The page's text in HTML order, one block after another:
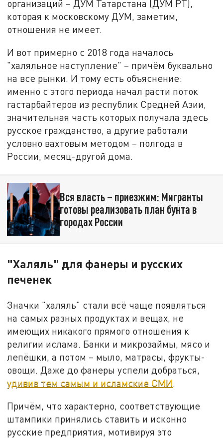
организаций – ДУМ Татарстана (ДУМ РТ),
которая к московскому ДУМ, заметим,
отношения не имеет.
И вот примерно с 2018 года началось
"халяльное наступление" – причём буквально
на все рынки. И тому есть объяснение:
именно с этого периода начал расти поток
гастарбайтеров из республик Средней Азии,
значительная часть которых получала здесь
русское гражданство, а другие работали
условно вахтовым методом – полгода в
России, месяц-другой дома.
Вся власть – приезжим: Мигранты
готовы реализовать план бунта в
городах России
"Халяль" для фанеры и русских
печенек
Значки "халяль" стали всё чаще появляться
на самых разных продуктах и вещах, не
имеющих никакого прямого отношения к
религии ислама. Банки и микрозаймы, мясо и
лепёшки, а потом – мыло, матрасы, фрукты-
овощи. Даже до фанеры успели добраться,
удивив тем самым и исламские СМИ.
Причём, что характерно, соответствующие
штампики принялись ставить и исконно
русские предприятия, мотивируя это